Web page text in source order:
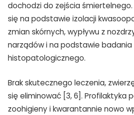
dochodzi do zejścia
się na podstawie izolacji
zmian skórnych, wypływu z
narządów i na podstawie badania
histopatologicznego.
Brak skutecznego leczenia,
się eliminować [3, 6]. Profilaktyka
zoohigieny i kwarantannie nowo